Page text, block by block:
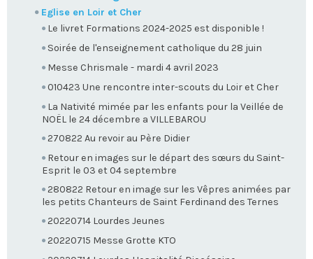
Eglise en Loir et Cher
Le livret Formations 2024-2025 est disponible !
Soirée de l'enseignement catholique du 28 juin
Messe Chrismale - mardi 4 avril 2023
010423 Une rencontre inter-scouts du Loir et Cher
La Nativité mimée par les enfants pour la Veillée de
NOËL le 24 décembre a VILLEBAROU
270822 Au revoir au Père Didier
Retour en images sur le départ des sœurs du Saint-
Esprit le 03 et 04 septembre
280822 Retour en image sur les Vêpres animées par
les petits Chanteurs de Saint Ferdinand des Ternes
20220714 Lourdes Jeunes
20220715 Messe Grotte KTO